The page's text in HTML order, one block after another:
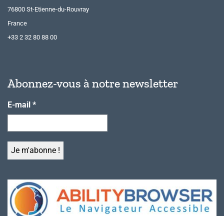
76800 St-Etienne-du-Rouvray
France
+33 2 32 80 88 00
Abonnez-vous à notre newsletter
E-mail *